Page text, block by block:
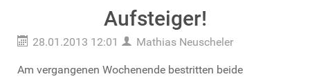
Aufsteiger!
28.01.2013 12:01 Mathias Neuscheler
Am vergangenen Wochenende bestritten beide